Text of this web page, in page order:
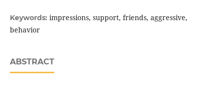
Keywords: impressions, support, friends, aggressive,
behavior
ABSTRACT